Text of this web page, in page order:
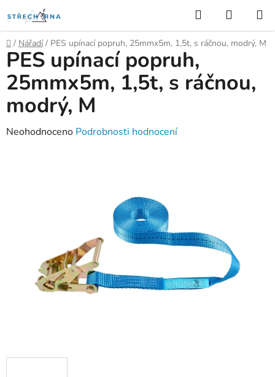
na
obsah
Hledat
KOŠÍK
Domů
/ Nářadí / PES upínací popruh, 25mmx5m, 1,5t, s ráčnou, modrý, M
PES upínací popruh,
25mmx5m, 1,5t, s ráčnou,
modrý, M
Průměrné
Neohodnoceno Podrobnosti hodnocení